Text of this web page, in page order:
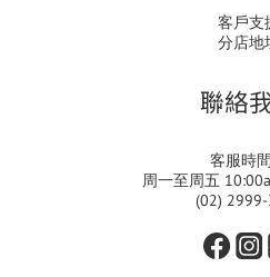
客戶支
分店地
聯絡
客服時
周一至周五
(02)